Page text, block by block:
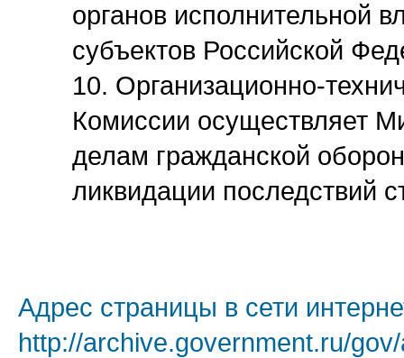
органов исполнительной
субъектов Российской
10. Организационно-
Комиссии осуществляет
делам гражданской
ликвидации последствий
Адрес страницы в сети
http://archive.government.ru/